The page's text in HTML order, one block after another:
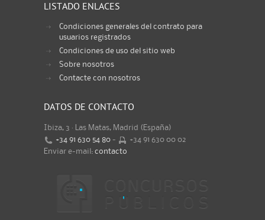
LISTADO ENLACES
Condiciones generales del contrato para
usuarios registrados
Condiciones de uso del sitio web
Sobre nosotros
Contacte con nosotros
DATOS DE CONTACTO
Ibiza, 3 · Las Matas, Madrid (España)
+34 91 630 54 80 -
+34 91 630 00 02
Enviar e-mail: contacto